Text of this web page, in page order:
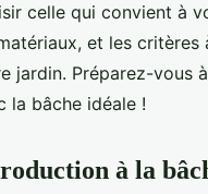
celle qui convient à
et les
jardin. Préparez-vous
la bâche idéale !
à la